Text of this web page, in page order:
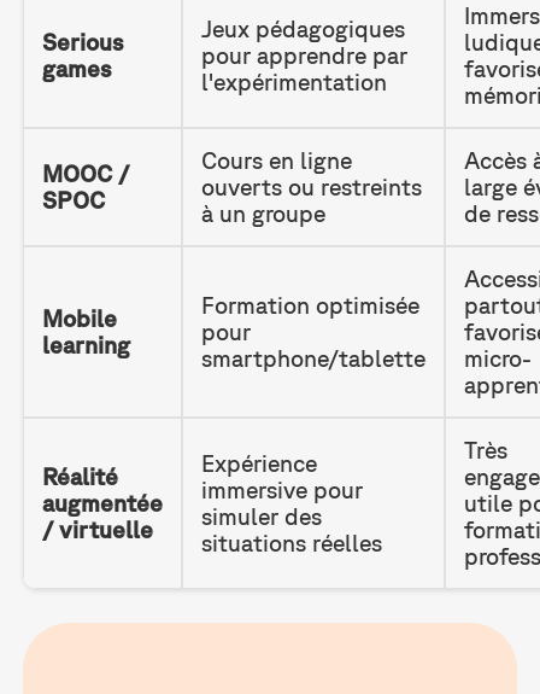
Serious
games
Jeux pédagogiques
pour apprendre par
l'expérimentation
MOOC /
SPOC
Cours en ligne
ouverts ou restreints
à un groupe
Accès
large
de
Mobile
learning
Formation optimisée
pour
smartphone/tablette
micro-
Réalité
augmentée
/ virtuelle
Expérience
immersive pour
simuler des
situations réelles
Très
utile